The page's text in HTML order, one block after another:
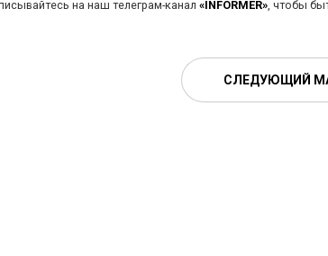
на наш телеграм-канал «INFORMER», чтобы
СЛЕДУЮЩИЙ